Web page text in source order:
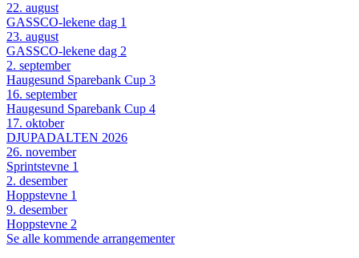
22. august
GASSCO-lekene dag 1
23. august
GASSCO-lekene dag 2
2. september
Haugesund Sparebank Cup 3
16. september
Haugesund Sparebank Cup 4
17. oktober
DJUPADALTEN 2026
26. november
Sprintstevne 1
2. desember
Hoppstevne 1
9. desember
Hoppstevne 2
Se alle kommende arrangementer